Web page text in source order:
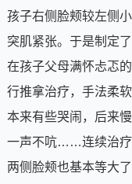
孩子右侧脸颊较左侧
突肌紧张。于是制定
在孩子父母满怀忐忑
行推拿治疗，手法柔
本来有些哭闹，后来
一声不吭……连续治疗
两侧脸颊也基本等大